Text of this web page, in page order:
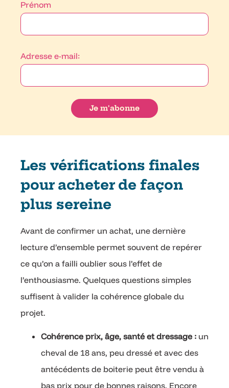
Prénom
Adresse e-mail:
Les vérifications finales
pour acheter de façon
plus sereine
Avant de confirmer un achat, une dernière
lecture d’ensemble permet souvent de repérer
ce qu’on a failli oublier sous l’effet de
l’enthousiasme. Quelques questions simples
suffisent à valider la cohérence globale du
projet.
Cohérence prix, âge, santé et dressage : un
cheval de 18 ans, peu dressé et avec des
antécédents de boiterie peut être vendu à
bas prix pour de bonnes raisons. Encore